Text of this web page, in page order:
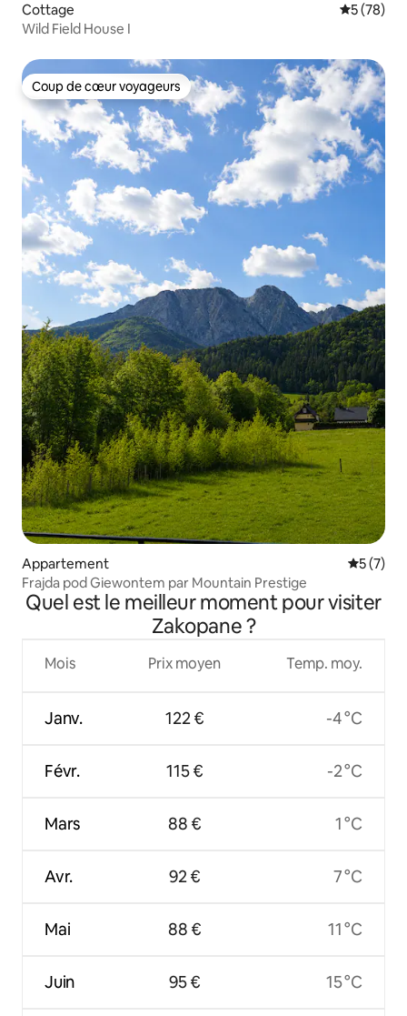
Cottage
5 (78)
Wild Field House I
Coup de cœur voyageurs
Coup de cœur voyageurs
Appartement
5 (7)
Frajda pod Giewontem par Mountain Prestige
Quel est le meilleur moment pour visiter
Zakopane ?
Mois
Janv.
Févr.
Mars
Avr.
Mai
Juin
Prix moyen
122 €
115 €
88 €
92 €
88 €
95 €
Temp. moy.
-4 °C
-2 °C
1 °C
7 °C
11 °C
15 °C